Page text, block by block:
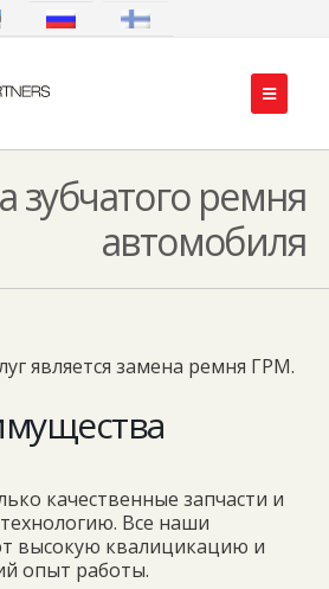
зубчатого ремня
автомобиля
является замена ремня ГРМ.
качественные запчасти и
Все наши
высокую квалицикацию и
опыт работы.